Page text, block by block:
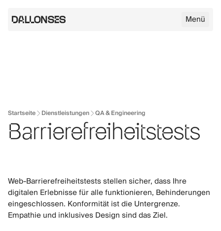
Menü
Startseite Dienstleistungen QA & Engineering
Barrierefreiheitstests
Web-Barrierefreiheitstests stellen sicher, dass Ihre
digitalen Erlebnisse für alle funktionieren, Behinderungen
eingeschlossen. Konformität ist die Untergrenze.
Empathie und inklusives Design sind das Ziel.